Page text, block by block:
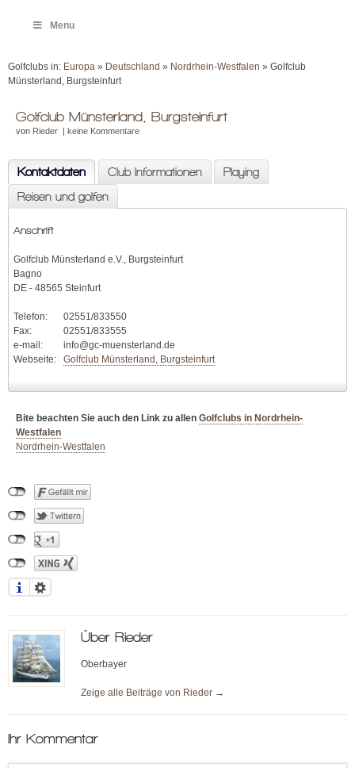
Menu
Golfclubs in: Europa » Deutschland » Nordrhein-Westfalen » Golfclub
Münsterland, Burgsteinfurt
Golfclub Münsterland, Burgsteinfurt
von Rieder | keine Kommentare
Kontaktdaten Club Informationen
Playing
Reisen und golfen
Anschrift
Golfclub Münsterland e.V., Burgsteinfurt
Bagno
DE - 48565 Steinfurt
Telefon:
02551/833550
Fax:
02551/833555
e-mail:
info@gc-muensterland.de
Webseite:
Golfclub Münsterland, Burgsteinfurt
Bite beachten Sie auch den Link zu allen Golfclubs in Nordrhein-
Westfalen
Nordrhein-Westfalen
Über Rieder
Oberbayer
Zeige alle Beiträge von Rieder →
Ihr Kommentar